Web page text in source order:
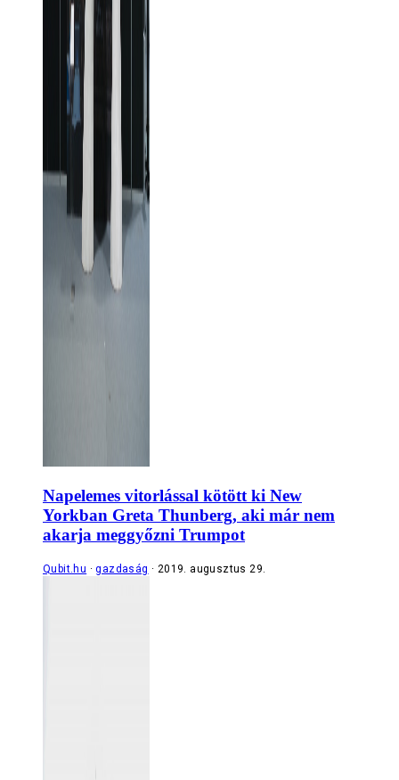
Napelemes vitorlással kötött ki New
Yorkban Greta Thunberg, aki már nem
akarja meggyőzni Trumpot
Qubit.hu gazdaság 2019. augusztus 29.